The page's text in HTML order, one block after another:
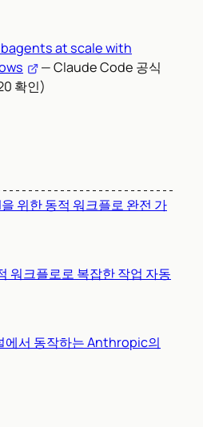
at scale with
— Claude Code 공식
확인)
위한 동적 워크플로 완전 가
워크플로로 복잡한 작업 자동
서 동작하는 Anthropic의